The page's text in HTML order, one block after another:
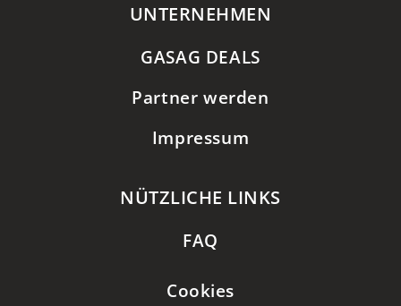
UNTERNEHMEN
GASAG DEALS
Partner werden
Impressum
NÜTZLICHE LINKS
FAQ
Cookies